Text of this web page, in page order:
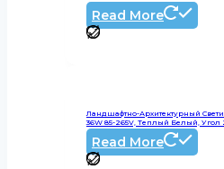
Read More
Ландшафтно-Архитектурный
36W 85-265V, Теплый Белый, Угол
Read More